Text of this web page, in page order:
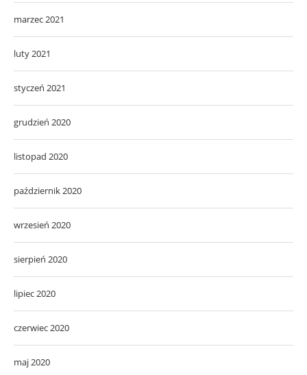
marzec 2021
luty 2021
styczeń 2021
grudzień 2020
listopad 2020
październik 2020
wrzesień 2020
sierpień 2020
lipiec 2020
czerwiec 2020
maj 2020